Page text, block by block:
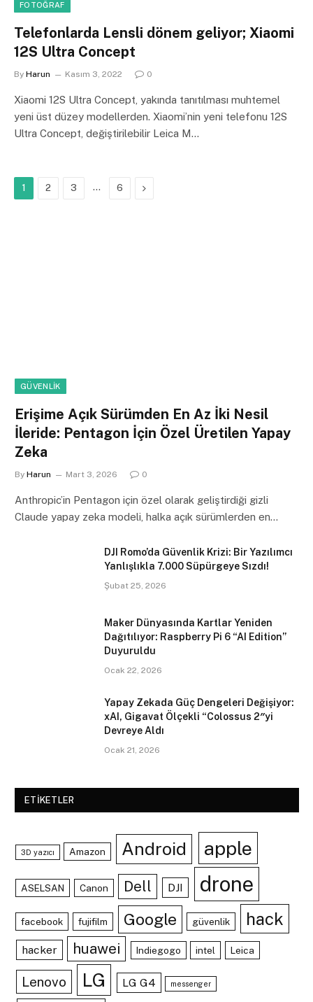
FOTOĞRAF
Telefonlarda Lensli dönem geliyor; Xiaomi
12S Ultra Concept
By Harun Kasım 3, 2022 0
Xiaomi 12S Ultra Concept, yakında tanıtılması muhtemel
yeni üst düzey modellerden. Xiaomi’nin yeni telefonu 12S
Ultra Concept, değiştirilebilir Leica M…
1 2 3 … 6 Next
GÜVENLIK
Erişime Açık Sürümden En Az İki Nesil
İleride: Pentagon İçin Özel Üretilen Yapay
Zeka
By Harun Mart 3, 2026 0
Anthropic’in Pentagon için özel olarak geliştirdiği gizli
Claude yapay zeka modeli, halka açık sürümlerden en…
DJI Romo’da Güvenlik Krizi: Bir Yazılımcı
Yanlışlıkla 7.000 Süpürgeye Sızdı!
Şubat 25, 2026
Maker Dünyasında Kartlar Yeniden
Dağıtılıyor: Raspberry Pi 6 “AI Edition”
Duyuruldu
Ocak 22, 2026
Yapay Zekada Güç Dengeleri Değişiyor:
xAI, Gigavat Ölçekli “Colossus 2″yi
Devreye Aldı
Ocak 21, 2026
ETIKETLER
3D yazıcı Amazon Android apple
ASELSAN Canon Dell DJI drone
facebook fujifilm Google güvenlik hack
hacker huawei Indiegogo intel Leica
Lenovo LG LG G4 messenger